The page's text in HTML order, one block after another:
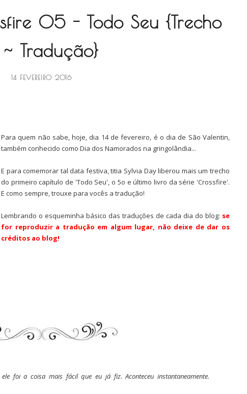
05 - Todo Seu {Trecho
Tradução}
14 FEVEREIRO 2016
Para quem não sabe, hoje, dia 14 de fevereiro, é o dia de São Valentin,
também conhecido como Dia dos Namorados na gringolândia...
E para comemorar tal data festiva, titia Sylvia Day liberou mais um trecho
do primeiro capítulo de 'Todo Seu', o 5o e último livro da série 'Crossfire'.
E como sempre, trouxe para vocês a tradução!
Lembrando o esqueminha básico das traduções de cada dia do blog: se
for reproduzir a tradução em algum lugar, não deixe de dar os
créditos ao blog!
foi a coisa mais fácil que eu já fiz. Aconteceu instantaneamente.